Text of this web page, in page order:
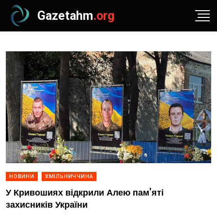
Gazetahm.org
НОВИНИ ХМІЛЬНИЧЧИНА
У Кривошиях відкрили Алею пам’яті
захисників України